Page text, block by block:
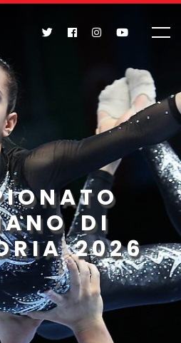
DI
2026